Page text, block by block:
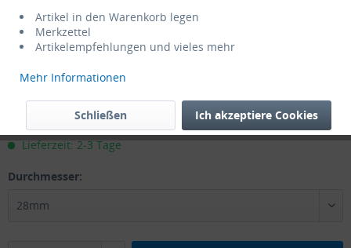
97,00 € *
Lieferzeit: 2-3 Tage
Durchmesser:
Artikel in den Warenkorb legen
Merkzettel
Artikelempfehlungen und vieles mehr
Mehr Informationen
Ich akzeptiere Cookies
Schließen